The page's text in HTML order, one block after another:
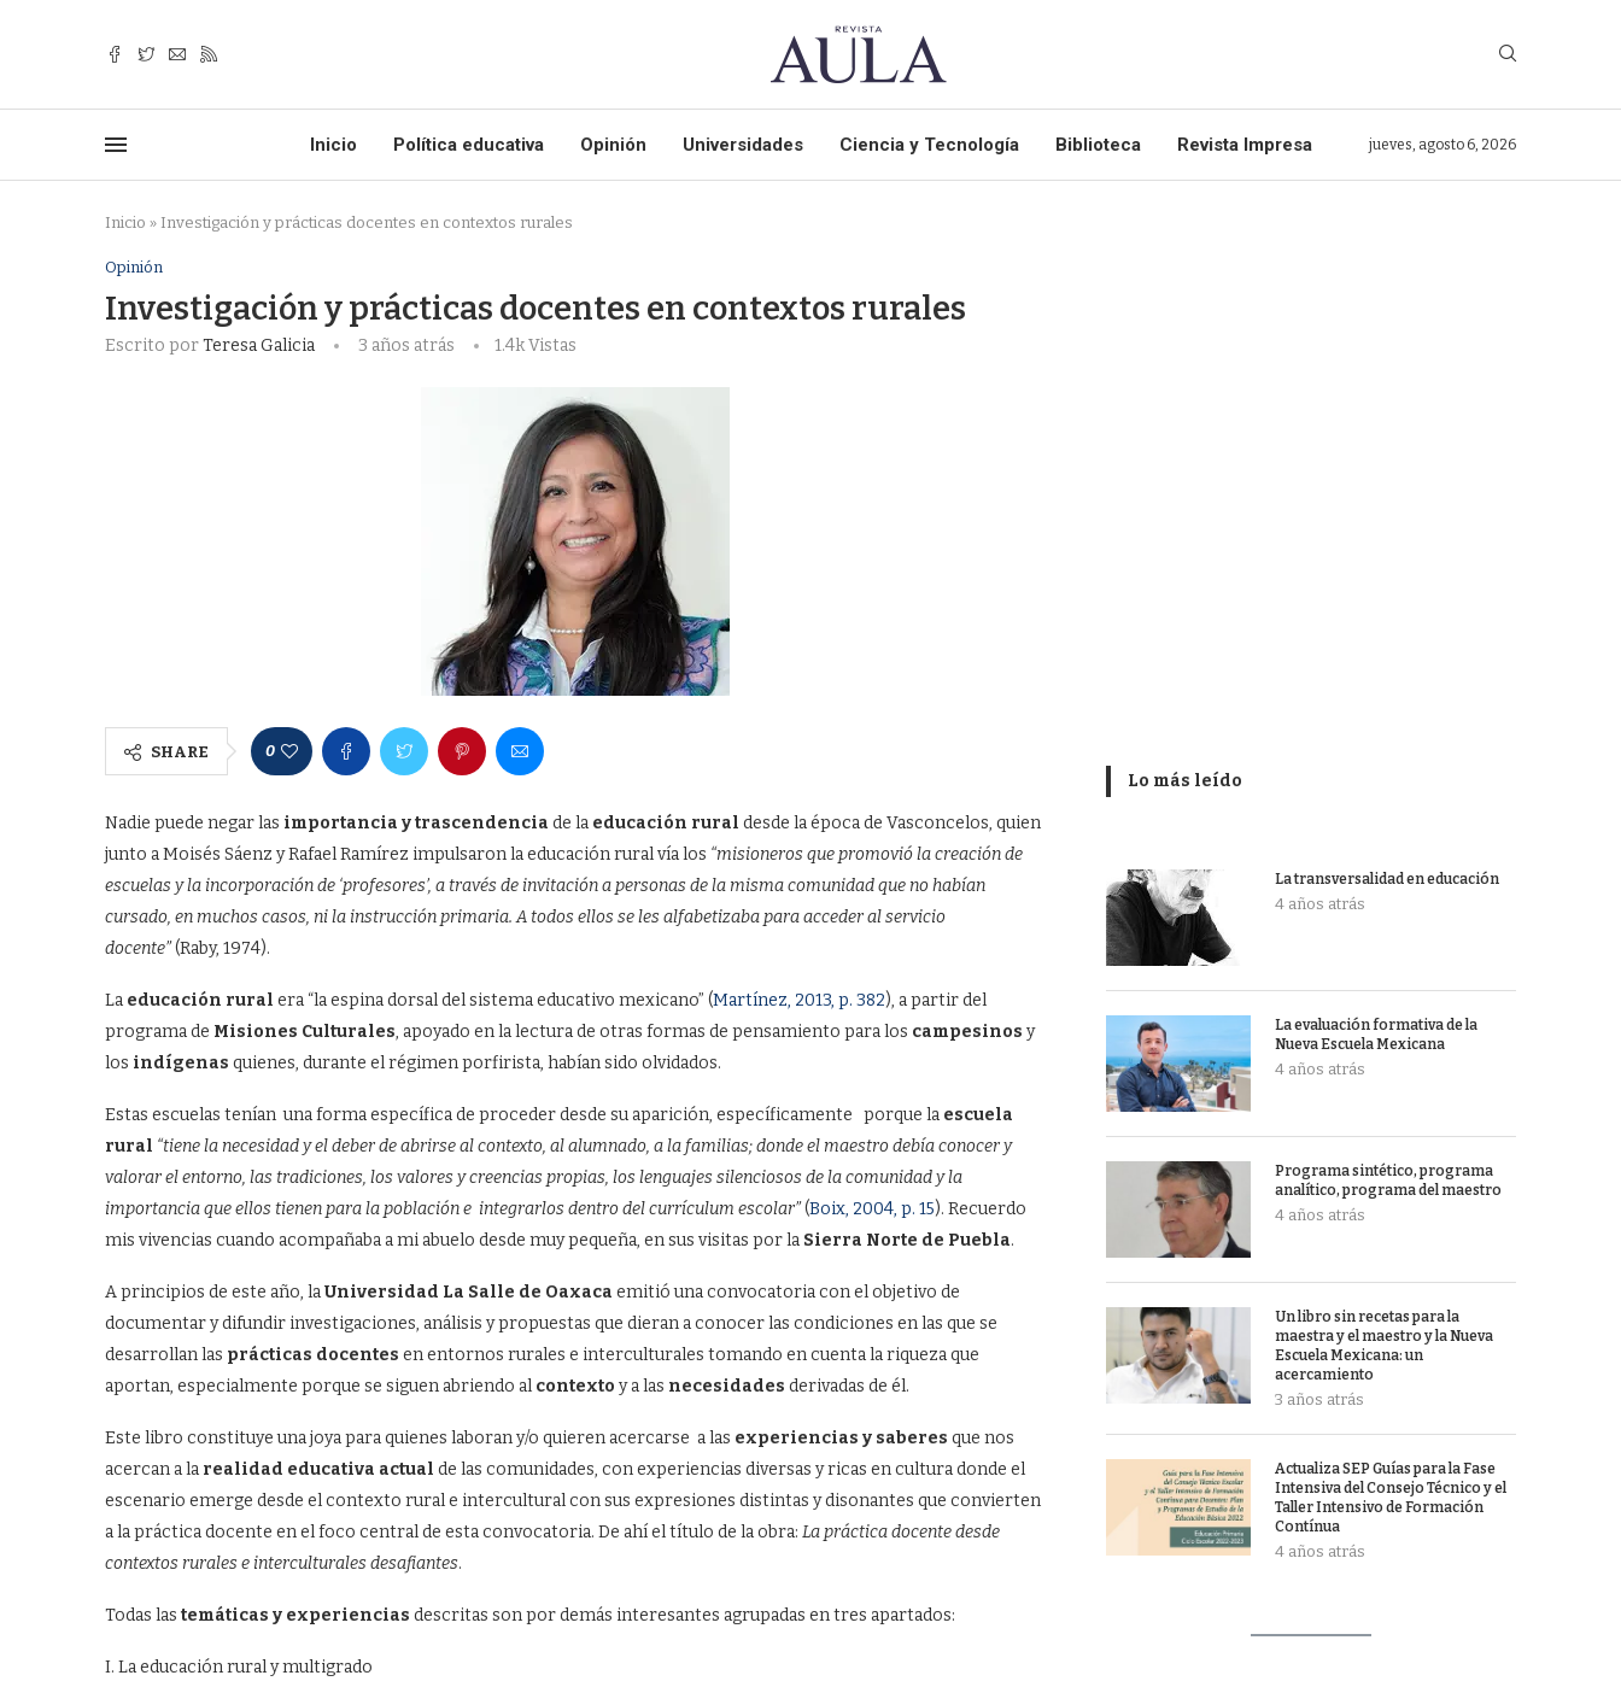
Inicio Política educativa Opinión Universidades Ciencia y Tecnología Biblioteca Revista Impresa jueves, agosto 6, 2026
Inicio » Investigación y prácticas docentes en contextos rurales
Opinión
Investigación y prácticas docentes en contextos rurales
Escrito porTeresa Galicia 3 años atrás 1.4kVistas
SHARE 0
Nadie puede negar las importancia y trascendencia de la educación rural desde la época de Vasconcelos, quien
junto a Moisés Sáenz y Rafael Ramírez impulsaron la educación rural vía los “misioneros que promovió la creación de
escuelas y la incorporación de ‘profesores’, a través de invitación a personas de la misma comunidad que no habían
cursado, en muchos casos, ni la instrucción primaria. A todos ellos se les alfabetizaba para acceder al servicio
docente”(Raby, 1974).
La educación rural era “la espina dorsal del sistema educativo mexicano” (Martínez, 2013, p. 382), a partir del
programa de Misiones Culturales, apoyado en la lectura de otras formas de pensamiento para los campesinos y
los indígenas quienes, durante el régimen porfirista, habían sido olvidados.
Estas escuelas tenían una forma específica de proceder desde su aparición, específicamente porque la escuela
rural “tiene la necesidad y el deber de abrirse al contexto, al alumnado, a la familias; donde el maestro debía conocer y
valorar el entorno, las tradiciones, los valores y creencias propias, los lenguajes silenciosos de la comunidad y la
importancia que ellos tienen para la población e integrarlos dentro del currículum escolar”(Boix, 2004, p. 15). Recuerdo
mis vivencias cuando acompañaba a mi abuelo desde muy pequeña, en sus visitas por la Sierra Norte de Puebla.
A principios de este año, laUniversidad La Salle de Oaxaca emitió una convocatoria con el objetivo de
documentar y difundir investigaciones, análisis y propuestas que dieran a conocer las condiciones en las que se
desarrollan las prácticas docentes en entornos rurales e interculturales tomando en cuenta la riqueza que
aportan, especialmente porque se siguen abriendo al contexto y a las necesidades derivadas de él.
Este libro constituye una joya para quienes laboran y/o quieren acercarse a las experiencias y saberes que nos
acercan a la realidad educativa actual de las comunidades, con experiencias diversas y ricas en cultura donde el
escenario emerge desde el contexto rural e intercultural con sus expresiones distintas y disonantes que convierten
a la práctica docente en el foco central de esta convocatoria. De ahí el título de la obra: La práctica docente desde
contextos rurales e interculturales desafiantes.
Todas las temáticas y experiencias descritas son por demás interesantes agrupadas en tres apartados:
I. La educación rural y multigrado
Lo más leído
La transversalidad en educación
4 años atrás
La evaluación formativa de la
Nueva Escuela Mexicana
4 años atrás
Programa sintético, programa
analítico, programa del maestro
4 años atrás
Un libro sin recetas para la
maestra y el maestro y la Nueva
Escuela Mexicana: un
acercamiento
3 años atrás
Actualiza SEP Guías para la Fase
Intensiva del Consejo Técnico y el
Taller Intensivo de Formación
Contínua
4 años atrás